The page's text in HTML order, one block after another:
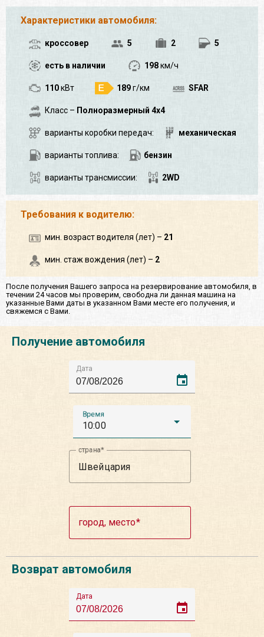
Характеристики автомобиля:
кроссовер 5 2 5
есть в наличии 198км/ч
110кВт 189г/км SFAR
Класс – Полноразмерный 4x4
варианты коробки передач: механическая
варианты топлива: бензин
варианты трансмиссии: 2WD
Требования к водителю:
мин. возраст водителя (лет) – 21
мин. стаж вождения (лет) – 2
После получения Вашего запроса на резервирование автомобиля, в
течении 24 часов мы проверим, свободна ли данная машина на
указанные Вами даты в указанном Вами месте его получения, и
свяжемся с Вами.
Получение автомобиля
Дата
event
Время
10:00
страна
город, место
Возврат автомобиля
Дата
event